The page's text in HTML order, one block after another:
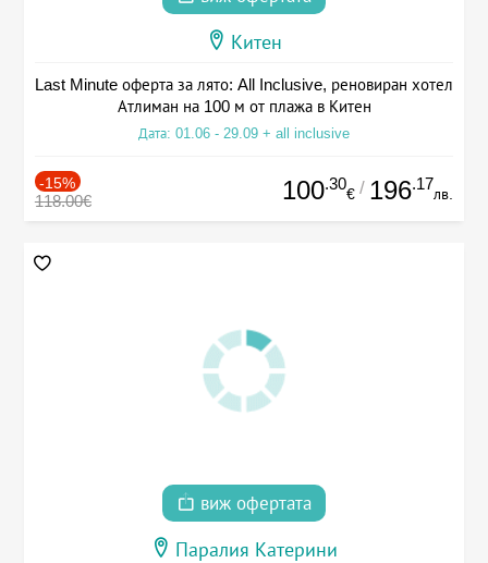
Китен
Last Minute оферта за лято: All Inclusive, реновиран хотел
Атлиман на 100 м от плажа в Китен
Дата: 01.06 - 29.09 + all inclusive
-15%
118.00€ 100.30
€ / 196.17
лв.
виж офертата
Паралия Катерини